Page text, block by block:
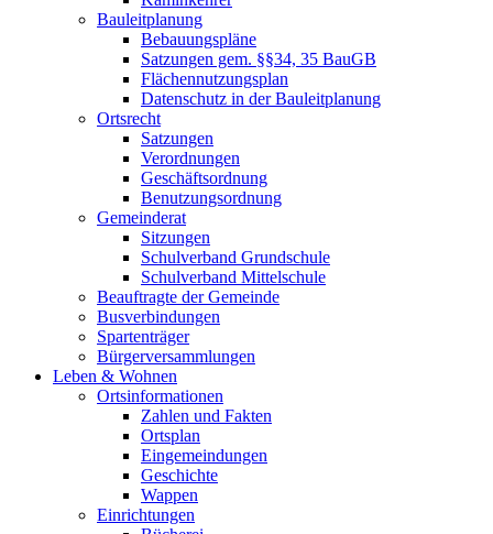
Bauleitplanung
Bebauungspläne
Satzungen gem. §§34, 35 BauGB
Flächennutzungsplan
Datenschutz in der Bauleitplanung
Ortsrecht
Satzungen
Verordnungen
Geschäftsordnung
Benutzungsordnung
Gemeinderat
Sitzungen
Schulverband Grundschule
Schulverband Mittelschule
Beauftragte der Gemeinde
Busverbindungen
Spartenträger
Bürgerversammlungen
Leben & Wohnen
Ortsinformationen
Zahlen und Fakten
Ortsplan
Eingemeindungen
Geschichte
Wappen
Einrichtungen